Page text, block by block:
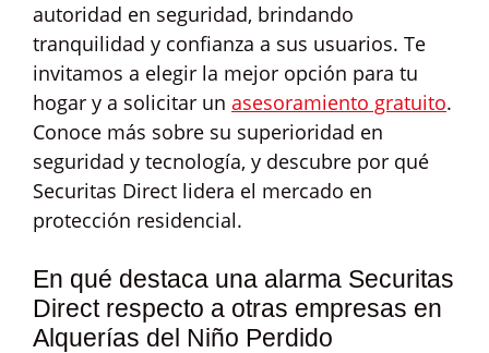
autoridad en seguridad, brindando
tranquilidad y confianza a sus usuarios. Te
invitamos a elegir la mejor opción para tu
hogar y a solicitar un asesoramiento gratuito.
Conoce más sobre su superioridad en
seguridad y tecnología, y descubre por qué
Securitas Direct lidera el mercado en
protección residencial.
En qué destaca una alarma Securitas
Direct respecto a otras empresas en
Alquerías del Niño Perdido